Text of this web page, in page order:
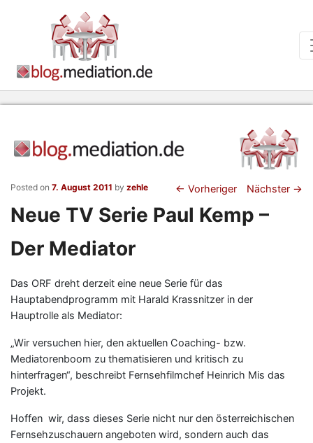
← Vorheriger Nächster →
Neue TV Serie Paul Kemp –
Der Mediator
Posted on 7. August 2011 by zehle
Das ORF dreht derzeit eine neue Serie für das
Hauptabendprogramm mit Harald Krassnitzer in der
Hauptrolle als Mediator:
„Wir versuchen hier, den aktuellen Coaching- bzw.
Mediatorenboom zu thematisieren und kritisch zu
hinterfragen“, beschreibt Fernsehfilmchef Heinrich Mis das
Projekt.
Hoffen wir, dass dieses Serie nicht nur den österreichischen
Fernsehzuschauern angeboten wird, sondern auch das